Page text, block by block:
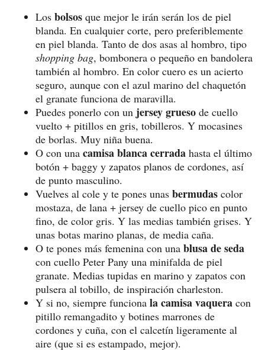
Los bolsos que mejor le irán serán los de piel
blanda. En cualquier corte, pero preferiblemente
en piel blanda. Tanto de dos asas al hombro, tipo
shopping bag, bombonera o pequeño en bandolera
también al hombro. En color cuero es un acierto
seguro, aunque con el azul marino del chaquetón
el granate funciona de maravilla.
Puedes ponerlo con un jersey grueso de cuello
vuelto + pitillos en gris, tobilleros. Y mocasines
de borlas. Muy niña buena.
O con una camisa blanca cerrada hasta el último
botón + baggy y zapatos planos de cordones, así
de punto masculino.
Vuelves al cole y te pones unas bermudas color
mostaza, de lana + jersey de cuello pico en punto
fino, de color gris. Y las medias también grises. Y
unas botas marino planas, de media caña.
O te pones más femenina con una blusa de seda
con cuello Peter Pany una minifalda de piel
granate. Medias tupidas en marino y zapatos con
pulsera al tobillo, de inspiración charleston.
Y si no, siempre funciona la camisa vaquera con
pitillo remangadito y botines marrones de
cordones y cuña, con el calcetín ligeramente al
aire (que si es estampado, mejor).